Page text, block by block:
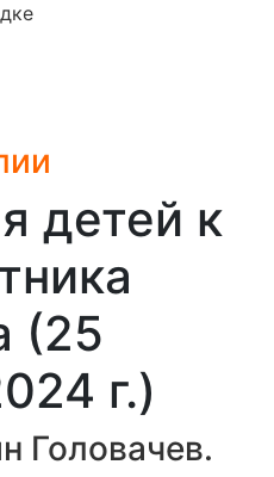
детей к
(25
г.)
Головачев.